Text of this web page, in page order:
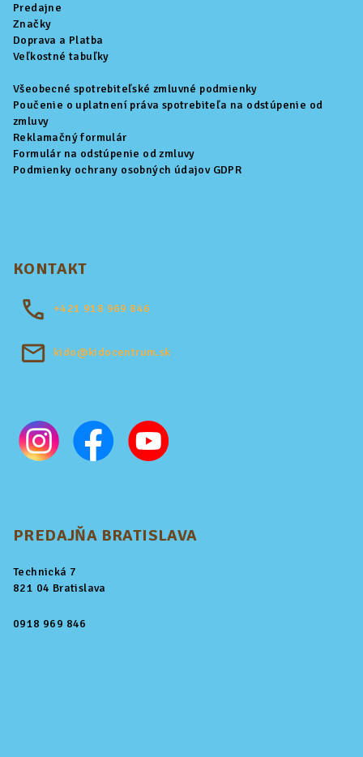
Predajne
Značky
Doprava a Platba
Veľkostné tabuľky
Všeobecné spotrebiteľské zmluvné podmienky
Poučenie o uplatnení práva spotrebiteľa na odstúpenie od
zmluvy
Reklamačný formulár
Formulár na odstúpenie od zmluvy
Podmienky ochrany osobných údajov GDPR
KONTAKT
+421 918 969 846
kido@kidocentrum.sk
PREDAJŇA BRATISLAVA
Technická 7
821 04 Bratislava
0918 969 846